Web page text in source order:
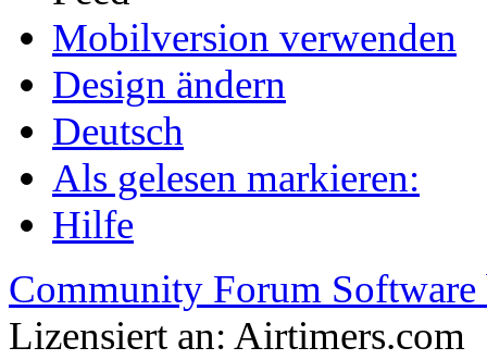
Mobilversion verwenden
Design ändern
Deutsch
Als gelesen markieren:
Hilfe
Community Forum Software
Lizensiert an: Airtimers.com